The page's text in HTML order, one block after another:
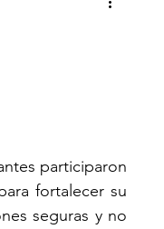
Student Achievements
participaron
fortalecer su
seguras y no